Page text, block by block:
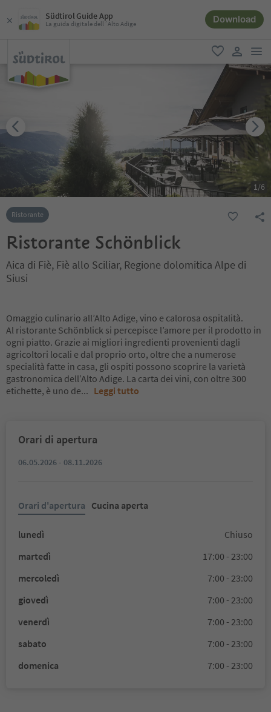
Südtirol Guide App
La guida digitale dell´Alto Adige Download
favoriti
user link
1/6
Ristorante
Ristorante Schönblick
Aica di Fiè, Fiè allo Sciliar, Regione dolomitica Alpe di
Siusi
Omaggio culinario all’Alto Adige, vino e calorosa ospitalità.
Al ristorante Schönblick si percepisce l’amore per il prodotto in
ogni piatto. Grazie ai migliori ingredienti provenienti dagli
agricoltori locali e dal proprio orto, oltre che a numerose
specialità fatte in casa, gli ospiti possono scoprire la varietà
gastronomica dell’Alto Adige. La carta dei vini, con oltre 300
etichette, è uno de... Leggi tutto
Orari di apertura
06.05.2026 - 08.11.2026
Orari d'apertura Cucina aperta
lunedì
Chiuso
martedì
17:00 - 23:00
mercoledì
7:00 - 23:00
giovedì
7:00 - 23:00
venerdì
7:00 - 23:00
sabato
7:00 - 23:00
domenica
7:00 - 23:00